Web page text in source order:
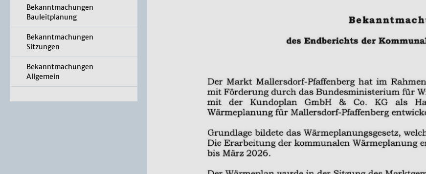
Bekanntmachungen
Bauleitplanung
Bekanntmachungen
Sitzungen
Bekanntmachungen
Allgemein